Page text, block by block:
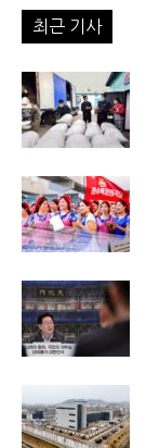
최근 기사